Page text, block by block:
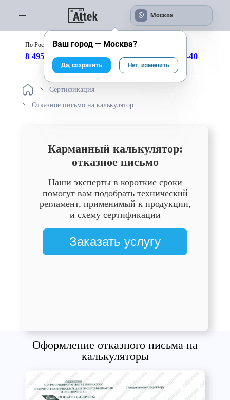
Москва
По России бесплатно:
8 495 246-04-43 8 800 333-25-40
Сертификация
Отказное письмо на калькулятор
Карманный калькулятор:
отказное письмо
Наши эксперты в короткие сроки
помогут вам подобрать технический
регламент, применимый к продукции,
и схему сертификации
Заказать услугу
Оформление отказного письма на
калькуляторы
Ваш город — Москва?
Да, сохранить Нет, изменить